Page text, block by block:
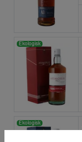
Ekologisk
Ekologisk